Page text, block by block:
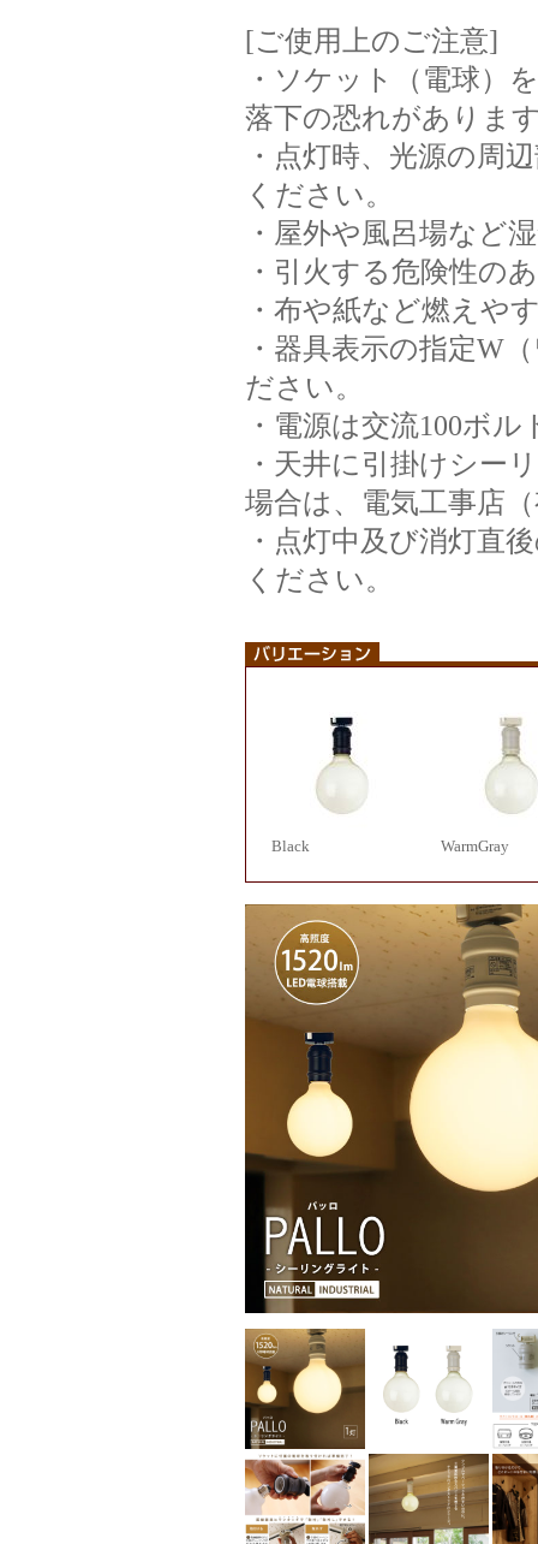
[ご使用上のご注意]
・ソケット（電球）
落下の恐れがありま
・点灯時、光源の周
ください。
・屋外や風呂場など
・引火する危険性の
・布や紙など燃えや
・器具表示の指定W
ださい。
・電源は交流100ボ
・天井に引掛けシー
場合は、電気工事店
・点灯中及び消灯直
ください。
Black WarmGray